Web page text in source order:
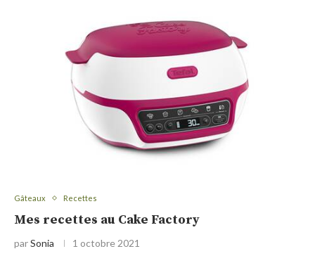
Gâteaux Recettes
Mes recettes au Cake Factory
parSonia 1 octobre 2021